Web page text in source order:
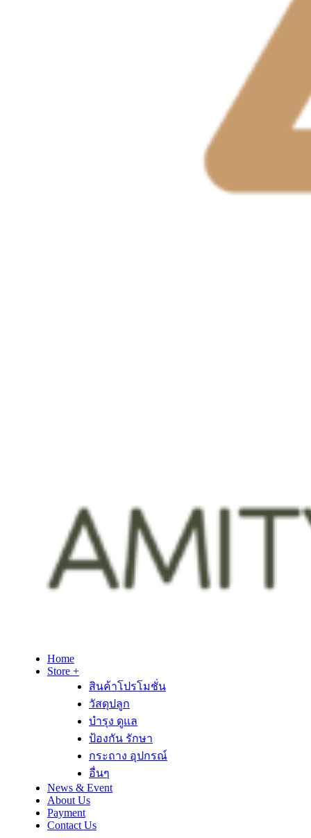
Home
Store +
สินค้าโปรโมชั่น
วัสดุปลูก
บำรุง ดูแล
ป้องกัน รักษา
กระถาง อุปกรณ์
อื่นๆ
News & Event
About Us
Payment
Contact Us